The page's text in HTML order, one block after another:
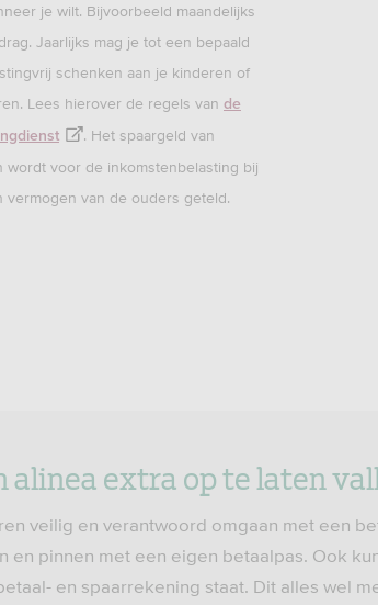
je wilt. Bijvoorbeeld maandelijks
Jaarlijks mag je tot een bepaald
schenken aan je kinderen of
Lees hierover de regels van de
. Het spaargeld van
wordt voor de inkomstenbelasting bij
vermogen van de ouders geteld.
alinea extra op te laten
veilig en verantwoord omgaan met een
en pinnen met een eigen betaalpas. Ook
en spaarrekening staat. Dit alles wel